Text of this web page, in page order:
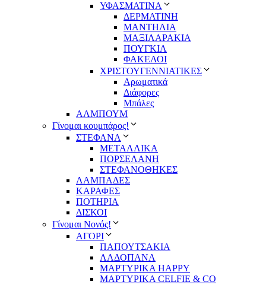
ΥΦΑΣΜΑΤΙΝA
ΔΕΡΜΑΤΙΝΗ
ΜΑΝΤΗΛΙΑ
ΜΑΞΙΛΑΡΑΚΙΑ
ΠΟΥΓΚΙΑ
ΦΑΚΕΛΟΙ
ΧΡΙΣΤΟΥΓΕΝΝΙΑΤΙΚΕΣ
Αρωματικά
Διάφορες
Μπάλες
ΑΛΜΠΟΥΜ
Γίνομαι κουμπάρος!
ΣΤΕΦΑΝΑ
ΜΕΤΑΛΛΙΚΑ
ΠΟΡΣΕΛΑΝΗ
ΣΤΕΦΑΝΟΘΗΚΕΣ
ΛΑΜΠΑΔΕΣ
ΚΑΡΑΦΕΣ
ΠΟΤΗΡΙΑ
ΔΙΣΚΟΙ
Γίνομαι Νονός!
ΑΓΟΡΙ
ΠΑΠΟΥΤΣΑΚΙΑ
ΛΑΔΟΠΑΝΑ
ΜΑΡΤΥΡΙΚΑ HAPPY
ΜΑΡΤΥΡΙΚΑ CELFIE & CO